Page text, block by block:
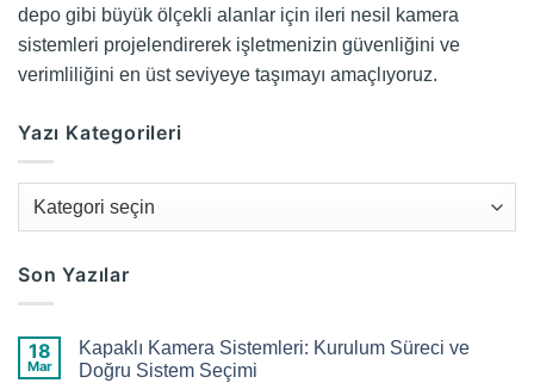
depo gibi büyük ölçekli alanlar için ileri nesil kamera
sistemleri projelendirerek işletmenizin güvenliğini ve
verimliliğini en üst seviyeye taşımayı amaçlıyoruz.
Yazı Kategorileri
Yazı
Kategorileri
Son Yazılar
18
Mar
Kapaklı Kamera Sistemleri: Kurulum Süreci ve
Doğru Sistem Seçimi